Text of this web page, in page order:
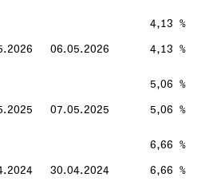
4,13 %
06.05.2026 4,13 %
5,06 %
07.05.2025 5,06 %
6,66 %
30.04.2024 6,66 %